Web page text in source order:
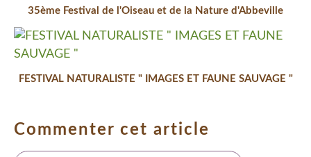
35ème Festival de l'Oiseau et de la Nature d'Abbeville
FESTIVAL NATURALISTE " IMAGES ET FAUNE SAUVAGE "
Commenter cet article